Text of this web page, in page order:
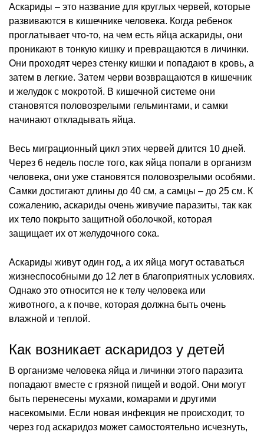
Аскариды – это название для круглых червей, которые
развиваются в кишечнике человека. Когда ребенок
проглатывает что-то, на чем есть яйца аскариды, они
проникают в тонкую кишку и превращаются в личинки.
Они проходят через стенку кишки и попадают в кровь, а
затем в легкие. Затем черви возвращаются в кишечник
и желудок с мокротой. В кишечной системе они
становятся половозрелыми гельминтами, и самки
начинают откладывать яйца.
Весь миграционный цикл этих червей длится 10 дней.
Через 6 недель после того, как яйца попали в организм
человека, они уже становятся половозрелыми особями.
Самки достигают длины до 40 см, а самцы – до 25 см. К
сожалению, аскариды очень живучие паразиты, так как
их тело покрыто защитной оболочкой, которая
защищает их от желудочного сока.
Аскариды живут один год, а их яйца могут оставаться
жизнеспособными до 12 лет в благоприятных условиях.
Однако это относится не к телу человека или
животного, а к почве, которая должна быть очень
влажной и теплой.
Как возникает аскаридоз у детей
В организме человека яйца и личинки этого паразита
попадают вместе с грязной пищей и водой. Они могут
быть перенесены мухами, комарами и другими
насекомыми. Если новая инфекция не происходит, то
через год аскаридоз может самостоятельно исчезнуть,